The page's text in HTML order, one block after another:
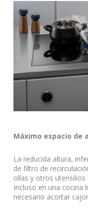
Máximo espacio de
La reducida altura,
de filtro de
ollas y otros
Incluso en una cocina
necesario acortar